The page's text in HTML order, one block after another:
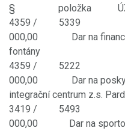
§ položka
4359 /
000,00 Dar na
fontány
4359 /
000,00 Dar na
integrační centrum z.s.
3419 /
000,00 Dar na